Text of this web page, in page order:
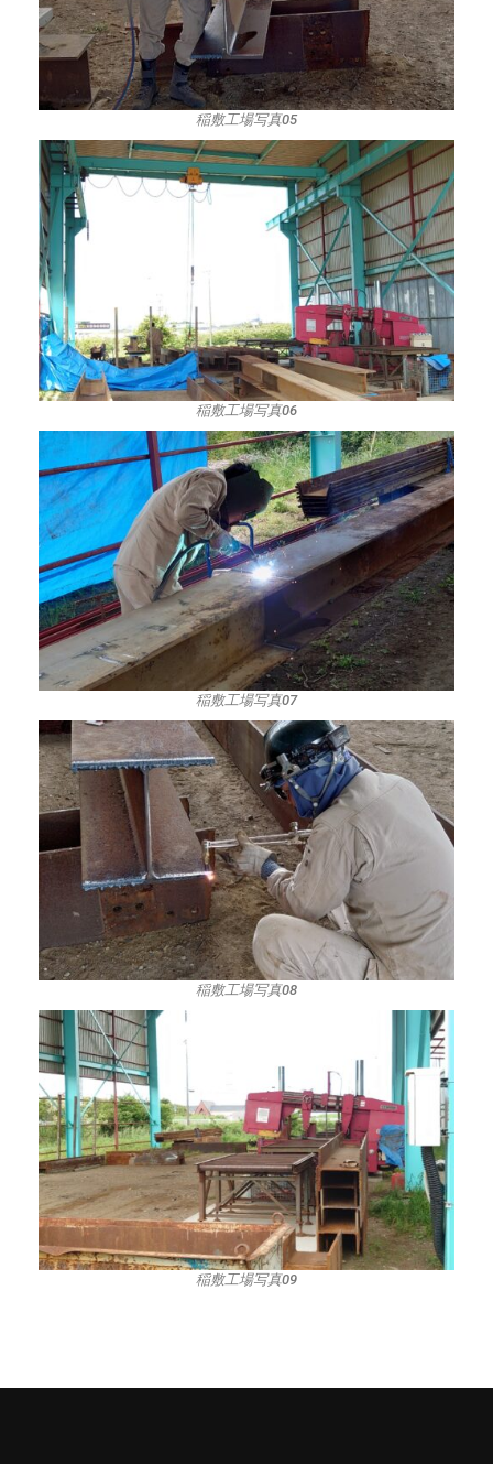
稲敷工場写真05
稲敷工場写真06
稲敷工場写真07
稲敷工場写真08
稲敷工場写真09